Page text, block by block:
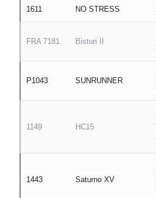
1611 NO STRESS
FRA 7181 Bisturi II
P1043 SUNRUNNER
1149 HC15
1443 Saturno XV